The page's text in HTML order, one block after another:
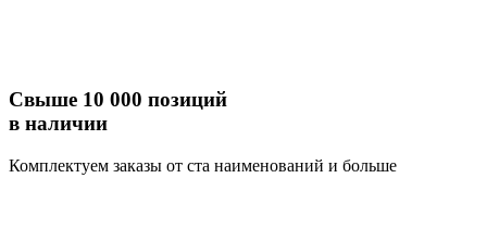
Свыше 10 000 позиций
в наличии
Комплектуем заказы от ста наименований и больше